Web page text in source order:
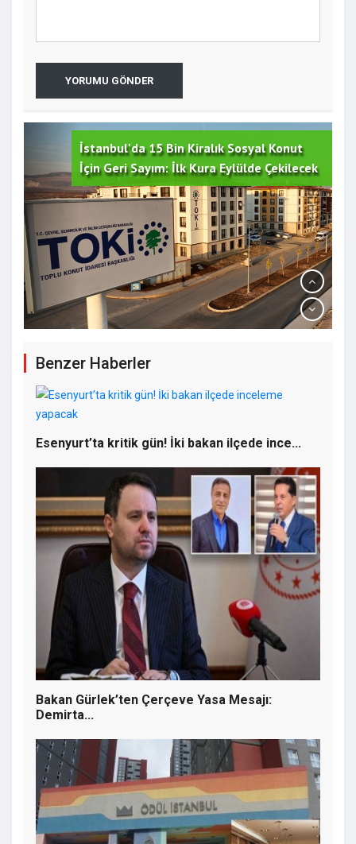
YORUMU GÖNDER
İstanbul'da 15 Bin Kiralık Sosyal Konut
İçin Geri Sayım: İlk Kura Eylülde Çekilecek
Yeşilçam'ın Efsanesi Kadir İnanır Hayatını
Kaybetti
Akaryakıt Sektörüne Dev Operasyon: 6
Şirkete El Konuldu, 10 Şirkete Kayyum
Atandı
Yunus Dündar'dan Kemal Deniz Bozkurt'a
Ağır Suçlama: "Ardahan'a ve CHP'ye İhanet
Ediyorlar"
Benzer Haberler
Esenyurt’ta kritik gün! İki bakan ilçede ince...
Bakan Gürlek’ten Çerçeve Yasa Mesajı:
Demirta...